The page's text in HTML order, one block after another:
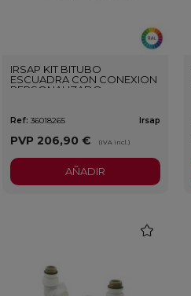
IRSAP KIT BITUBO
ESCUADRA CON CONEXION
PERSONALIZADO
Ref: 36018265 Irsap
PVP 206,90 € (IVA incl.)
AÑADIR